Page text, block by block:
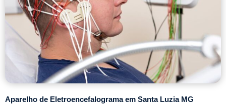
Aparelho de Eletroencefalograma em Santa Luzia MG